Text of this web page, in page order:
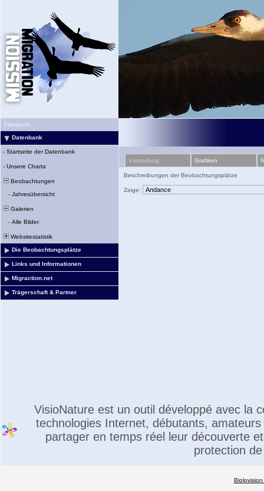
Startseite
Datenbank
- Startseite der Datenbank
- Unsere Charta
Beobachtungen
- Jahresübersicht
Galerien
- Alle Bilder
Websitestatistik
Die Beobachtungsplätze
Links und Informationen
Migraction.net
Trägerschaft & Partner
Vorstellung Grafiken
Beschreibungen der Beobachtungsplätze
Zeige:
VisioNature est un outil développé avec la
technologies Internet, débutants,
partager en temps réel leur découverte
protection
Biolovision